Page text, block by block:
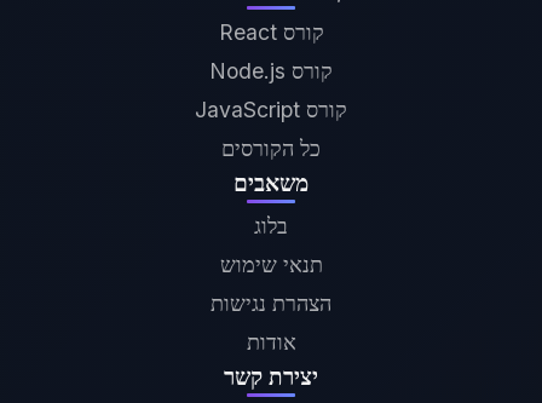
קורס React
קורס Node.js
קורס JavaScript
כל הקורסים
משאבים
בלוג
תנאי שימוש
הצהרת נגישות
אודות
יצירת קשר